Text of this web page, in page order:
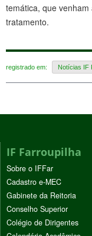
temática, que
tratamento.
registrado em: Notícias IF
IF Farroupilha
Sobre o IFFar
Cadastro e-MEC
Gabinete da Reitoria
Conselho Superior
Colégio de Dirigentes